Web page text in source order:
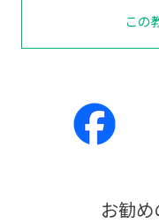
この
お勧